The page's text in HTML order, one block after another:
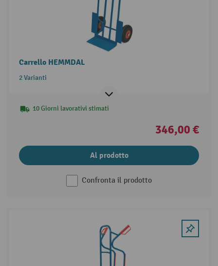
Carrello HEMMDAL
2 Varianti
10 Giorni lavorativi stimati
346,00 €
Al prodotto
Confronta il prodotto